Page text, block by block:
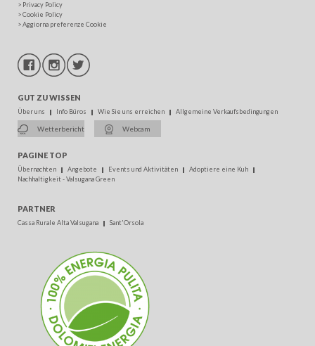
> Privacy Policy
>Cookie Policy
>Aggiorna preferenze Cookie
GUT ZU WISSEN
Über uns Info Büros Wie Sie uns erreichen Allgemeine Verkaufsbedingungen
Wetterbericht Webcam
PAGINE TOP
Übernachten Angebote Events und Aktivitäten
Adoptiere eine Kuh
Nachhaltigkeit - Valsugana Green
PARTNER
Cassa Rurale Alta Valsugana Sant'Orsola